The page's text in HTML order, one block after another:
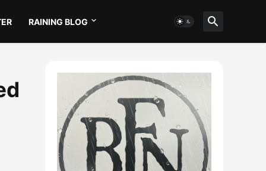
RAINING BLOG